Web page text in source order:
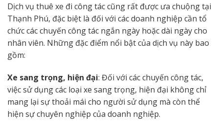
Dịch vụ thuê xe đi công tác cũng rất được ưa chuộng tại
Thạnh Phú, đặc biệt là đối với các doanh nghiệp cần tổ
chức các chuyến công tác ngắn ngày hoặc dài ngày cho
nhân viên. Những đặc điểm nổi bật của dịch vụ này bao
gồm:
Xe sang trọng, hiện đại: Đối với các chuyến công tác,
việc sử dụng các loại xe sang trọng, hiện đại không chỉ
mang lại sự thoải mái cho người sử dụng mà còn thể
hiện sự chuyên nghiệp của doanh nghiệp.